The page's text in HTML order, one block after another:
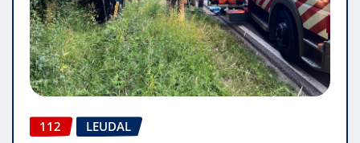
112 LEUDAL